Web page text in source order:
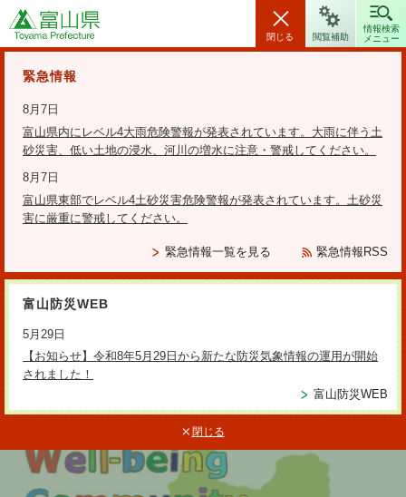
富山県
閉じる 閲覧補助
情報検索
メニュー
緊急情報
8月7日
富山県内にレベル4大雨危険警報が発表されています。大雨に伴う土
砂災害、低い土地の浸水、河川の増水に注意・警戒してください。
8月7日
富山県東部でレベル4土砂災害危険警報が発表されています。土砂災
害に厳重に警戒してください。
緊急情報一覧を見る 緊急情報RSS
富山防災WEB
5月29日
【お知らせ】令和8年5月29日から新たな防災気象情報の運用が開始
されました！
富山防災WEB
閉じる
テーマから探す
「ウェルビーイング・コミュニ
ティとやま」の参加者を募集し
ています！